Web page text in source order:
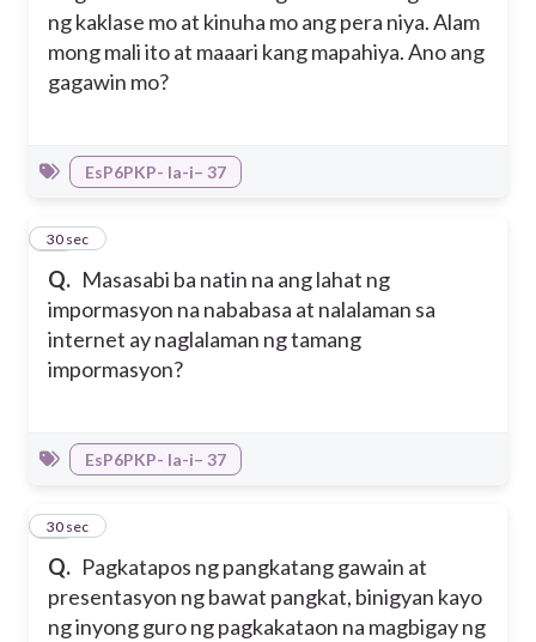
ng kaklase mo at kinuha mo ang pera niya. Alam
mong mali ito at maaari kang mapahiya. Ano ang
gagawin mo?
EsP6PKP- Ia-i– 37
Q. Masasabi ba natin na ang lahat ng
impormasyon na nababasa at nalalaman sa
internet ay naglalaman ng tamang
impormasyon?
42
30 sec
EsP6PKP- Ia-i– 37
Q. Pagkatapos ng pangkatang gawain at
presentasyon ng bawat pangkat, binigyan kayo
ng inyong guro ng pagkakataon na magbigay ng
43
30 sec